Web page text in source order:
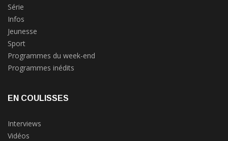
Série
Infos
Jeunesse
Sport
Programmes du week-end
Programmes inédits
EN COULISSES
Interviews
Vidéos